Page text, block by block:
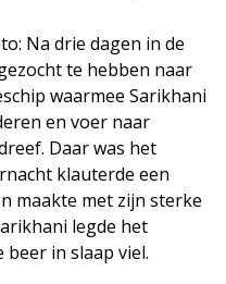
Na drie dagen in de
te hebben naar
waarmee Sarikhani
en voer naar
Daar was het
klauterde een
maakte met zijn sterke
legde het
in slaap viel.